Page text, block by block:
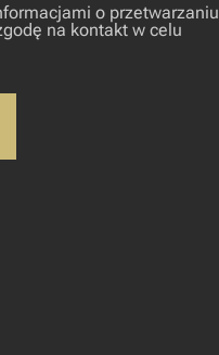
o przetwarzaniu
na kontakt w celu